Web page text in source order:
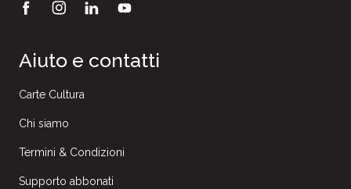
Aiuto e contatti
Carte Cultura
Chi siamo
Termini & Condizioni
Supporto abbonati